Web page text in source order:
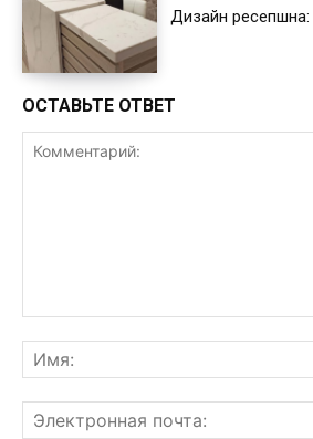
Дизайн
ОСТАВЬТЕ ОТВЕТ